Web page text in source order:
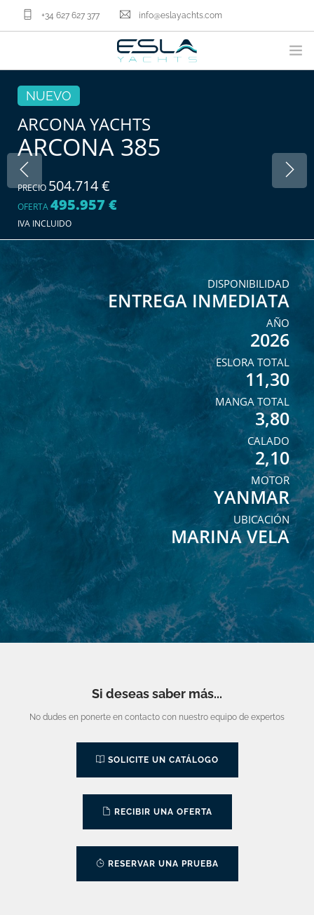
+34 627 627 377 info@eslayachts.com
MARCAS
VENDER TU BARCO
SERVICIOS NÁUTICOS
NOSOTROS
ACTUALIDAD
CONTACTA
NUEVO
ARCONA YACHTS
ARCONA 385
PRECIO 504.714 €
OFERTA495.957 €
IVA INCLUIDO
DISPONIBILIDAD
ENTREGA INMEDIATA
AÑO
2026
ESLORA TOTAL
11,30
MANGA TOTAL
3,80
CALADO
2,10
MOTOR
YANMAR
UBICACIÓN
MARINA VELA
Si deseas saber más...
No dudes en ponerte en contacto con nuestro equipo de expertos
SOLICITE UN CATÁLOGO
RECIBIR UNA OFERTA
RESERVAR UNA PRUEBA